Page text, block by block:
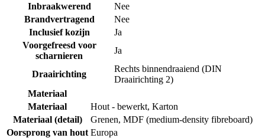
Inbraakwerend
Nee
Brandvertragend
Nee
Inclusief kozijn
Ja
Voorgefreesd voor
scharnieren
Ja
Draairichting
Rechts binnendraaiend (DIN
Draairichting 2)
Materiaal
Materiaal
Hout - bewerkt, Karton
Materiaal (detail)
Grenen, MDF (medium-density fibreboard)
Oorsprong van hout Europa